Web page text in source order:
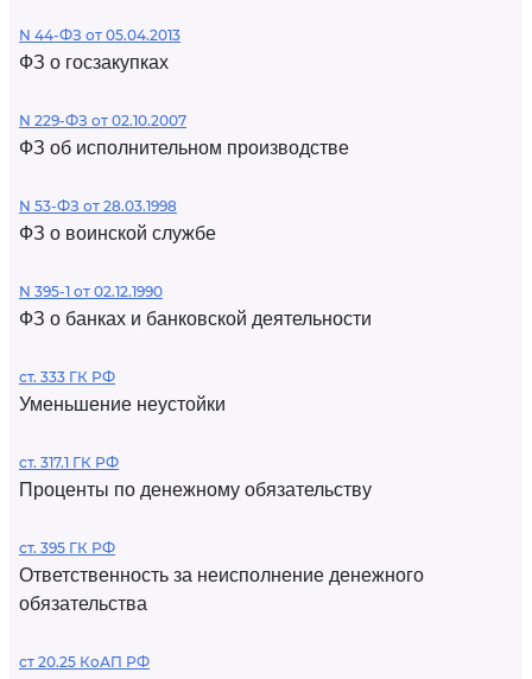
N 44-ФЗ от 05.04.2013
ФЗ о госзакупках
N 229-ФЗ от 02.10.2007
ФЗ об исполнительном производстве
N 53-ФЗ от 28.03.1998
ФЗ о воинской службе
N 395-1 от 02.12.1990
ФЗ о банках и банковской деятельности
ст. 333 ГК РФ
Уменьшение неустойки
ст. 317.1 ГК РФ
Проценты по денежному обязательству
ст. 395 ГК РФ
Ответственность за неисполнение денежного
обязательства
ст 20.25 КоАП РФ